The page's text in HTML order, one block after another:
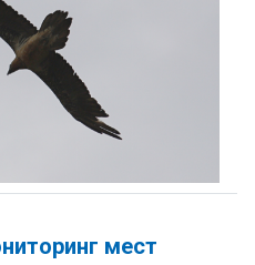
мест